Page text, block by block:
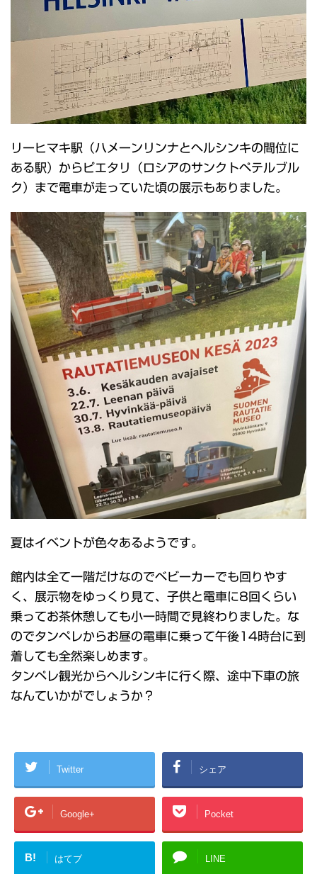
リーヒマキ駅（ハメーンリンナとヘルシンキの間位に
ある駅）からピエタリ（ロシアのサンクトペテルブル
ク）まで電車が走っていた頃の展示もありました。
夏はイベントが色々あるようです。
館内は全て一階だけなのでベビーカーでも回りやす
く、展示物をゆっくり見て、子供と電車に8回くらい
乗ってお茶休憩しても小一時間で見終わりました。な
のでタンペレからお昼の電車に乗って午後14時台に到
着しても全然楽しめます。
タンペレ観光からヘルシンキに行く際、途中下車の旅
なんていかがでしょうか？
Twitter シェア
Google+ Pocket
B! はてブ LINE